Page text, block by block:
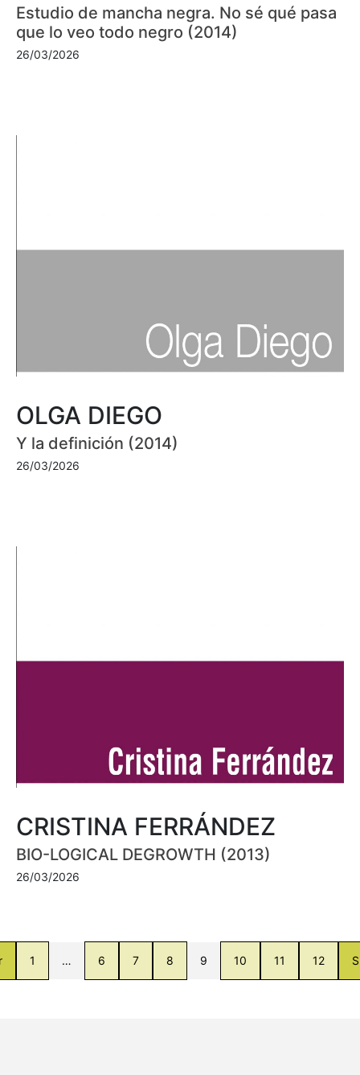
Estudio de mancha negra. No sé qué pasa
que lo veo todo negro (2014)
26/03/2026
OLGA DIEGO
Y la definición (2014)
26/03/2026
CRISTINA FERRÁNDEZ
BIO-LOGICAL DEGROWTH (2013)
26/03/2026
1 … 6 7 8 9 10 11 12